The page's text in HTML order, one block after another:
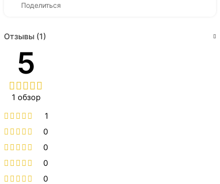
Поделиться
Отзывы (1)
5
1 обзор
1
0
0
0
0